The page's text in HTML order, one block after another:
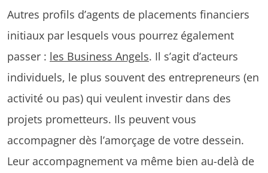
Autres profils d’agents de placements financiers
initiaux par lesquels vous pourrez également
passer : les Business Angels. Il s’agit d’acteurs
individuels, le plus souvent des entrepreneurs (en
activité ou pas) qui veulent investir dans des
projets prometteurs. Ils peuvent vous
accompagner dès l’amorçage de votre dessein.
Leur accompagnement va même bien au-delà de